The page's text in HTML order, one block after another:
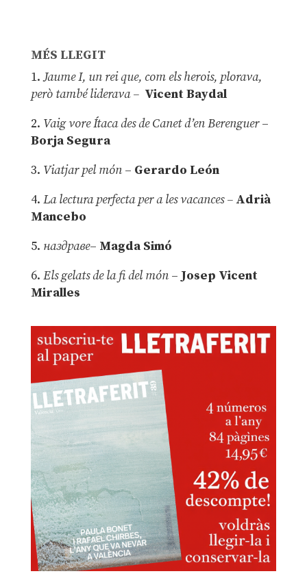
MÉS LLEGIT
1.Jaume I, un rei que, com els herois, plorava,
però també liderava – Vicent Baydal
2. Vaig vore Ítaca des de Canet d’en Berenguer–
Borja Segura
3. Viatjar pel món – Gerardo León
4. La lectura perfecta per a les vacances –Adrià
Mancebo
5. наздраве– Magda Simó
6. Els gelats de la fi del món – Josep Vicent
Miralles